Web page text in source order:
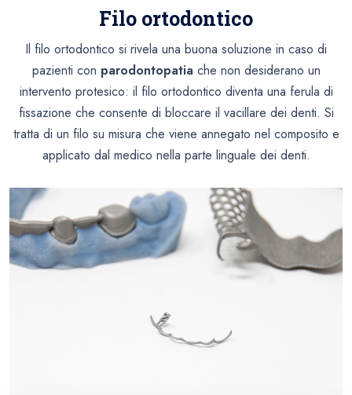
Filo ortodontico
Il filo ortodontico si rivela una buona soluzione in caso di
pazienti con parodontopatia che non desiderano un
intervento protesico: il filo ortodontico diventa una ferula di
fissazione che consente di bloccare il vacillare dei denti. Si
tratta di un filo su misura che viene annegato nel composito e
applicato dal medico nella parte linguale dei denti.